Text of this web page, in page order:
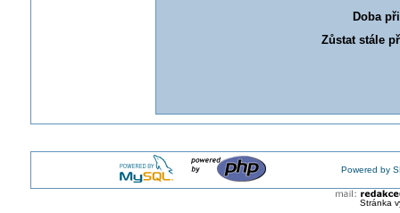
Doba
Zůstat stále
Powered by
Stránka